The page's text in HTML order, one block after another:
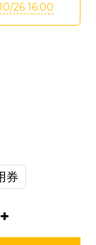
26 16:00
券